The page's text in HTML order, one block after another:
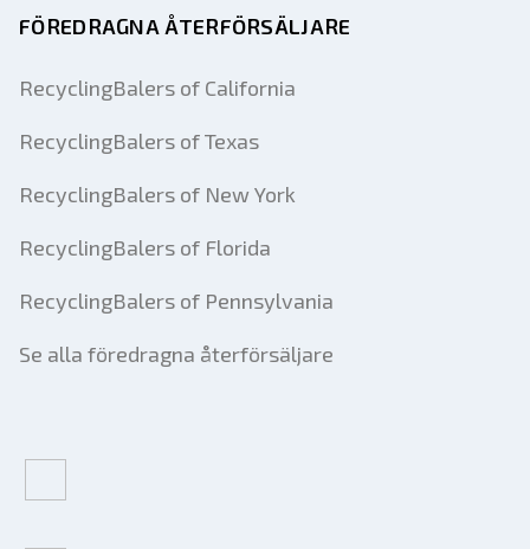
FÖREDRAGNA ÅTERFÖRSÄLJARE
RecyclingBalers of California
RecyclingBalers of Texas
RecyclingBalers of New York
RecyclingBalers of Florida
RecyclingBalers of Pennsylvania
Se alla föredragna återförsäljare